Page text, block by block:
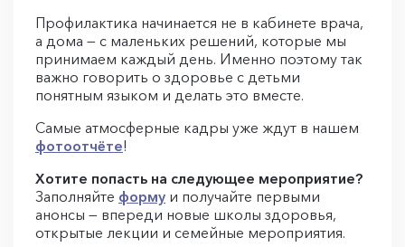
Профилактика начинается не в кабинете врача,
а дома — с маленьких решений, которые мы
принимаем каждый день. Именно поэтому так
важно говорить о здоровье с детьми
понятным языком и делать это вместе.
Самые атмосферные кадры уже ждут в нашем
фотоотчёте!
Хотите попасть на следующее мероприятие?
Заполняйте форму и получайте первыми
анонсы — впереди новые школы здоровья,
открытые лекции и семейные мероприятия.